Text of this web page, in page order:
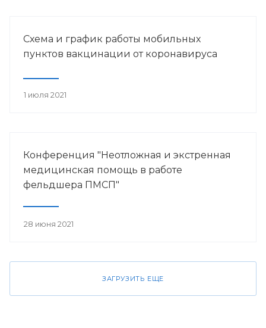
Схема и график работы мобильных
пунктов вакцинации от коронавируса
1 июля 2021
Конференция "Неотложная и экстренная
медицинская помощь в работе
фельдшера ПМСП"
28 июня 2021
ЗАГРУЗИТЬ ЕЩЕ